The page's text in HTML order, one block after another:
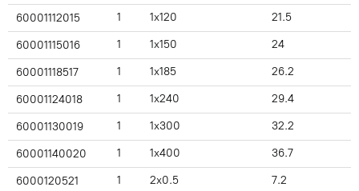
60001112015 1 1x120 21.5
60001115016 1 1x150 24
60001118517 1 1x185 26.2
60001124018 1 1x240 29.4
60001130019 1 1x300 32.2
60001140020 1 1x400 36.7
6000120521 1 2x0.5 7.2